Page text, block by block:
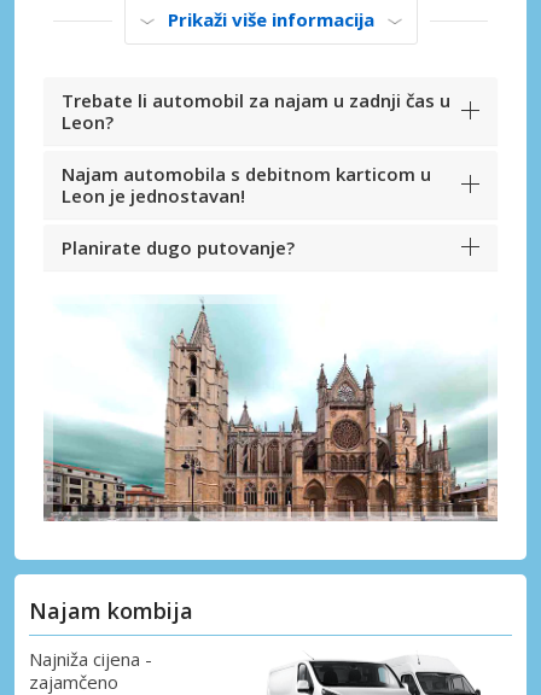
Prikaži više informacija
Trebate li automobil za najam u zadnji čas u
Leon?
Najam automobila s debitnom karticom u
Leon je jednostavan!
Planirate dugo putovanje?
Najam kombija
Najniža cijena -
zajamčeno